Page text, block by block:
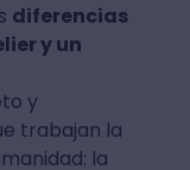
diferencias
y un
y
trabajan la
la